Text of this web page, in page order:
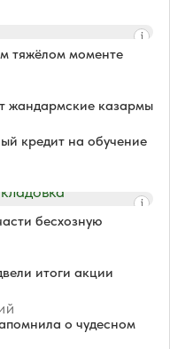
тяжёлом моменте
жандармские казармы
кредит на обучение
бесхозную
итоги акции
о чудесном